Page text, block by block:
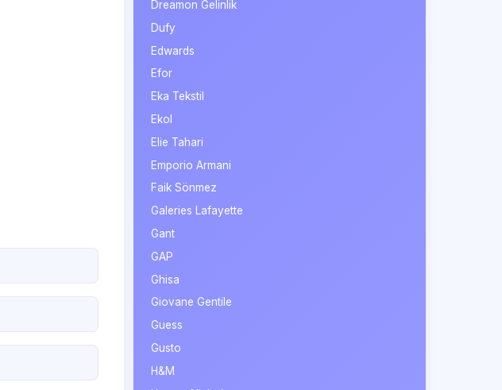
Dreamon Gelinlik
Dufy
Edwards
Efor
Eka Tekstil
Ekol
Elie Tahari
Emporio Armani
Faik Sönmez
Galeries Lafayette
Gant
GAP
Ghisa
Giovane Gentile
Guess
Gusto
H&M